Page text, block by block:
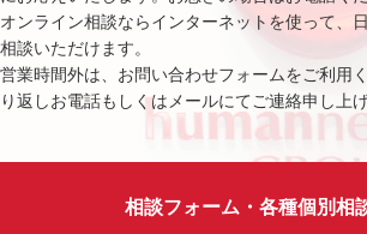
オンライン相談ならインターネットを使って、
相談いただけます。
営業時間外は、お問い合わせフォームをご利用
り返しお電話もしくはメールにてご連絡申し上げ
相談フォーム・各種個別相